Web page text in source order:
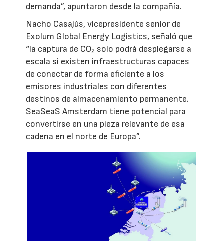
demanda”, apuntaron desde la compañía.
Nacho Casajús, vicepresidente senior de
Exolum Global Energy Logistics, señaló que
“la captura de CO2 solo podrá desplegarse a
escala si existen infraestructuras capaces
de conectar de forma eficiente a los
emisores industriales con diferentes
destinos de almacenamiento permanente.
SeaSeaS Amsterdam tiene potencial para
convertirse en una pieza relevante de esa
cadena en el norte de Europa”.